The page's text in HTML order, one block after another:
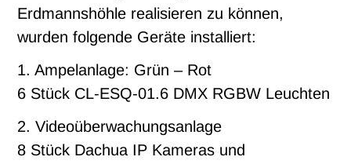
Erdmannshöhle realisieren zu können,
wurden folgende Geräte installiert:
1. Ampelanlage: Grün – Rot
6 Stück CL-ESQ-01.6 DMX RGBW Leuchten
2. Videoüberwachungsanlage
8 Stück Dachua IP Kameras und